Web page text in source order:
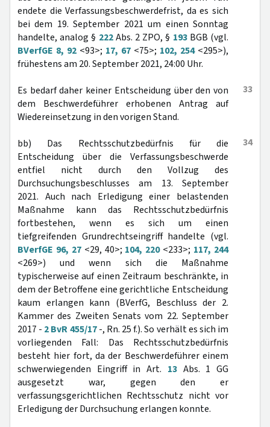
endete die Verfassungsbeschwerdefrist, da es sich
bei dem 19. September 2021 um einen Sonntag
handelte, analog § 222Abs. 2 ZPO, § 193BGB (vgl.
BVerfGE 8, 92 <93>; 17, 67 <75>; 102, 254<295>),
frühestens am 20. September 2021, 24:00 Uhr.
33
Es bedarf daher keiner Entscheidung über den von
dem Beschwerdeführer erhobenen Antrag auf
Wiedereinsetzung in den vorigen Stand.
34
bb) Das Rechtsschutzbedürfnis für die
Entscheidung über die Verfassungsbeschwerde
entfiel nicht durch den Vollzug des
Durchsuchungsbeschlusses am 13. September
2021. Auch nach Erledigung einer belastenden
Maßnahme kann das Rechtsschutzbedürfnis
fortbestehen, wenn es sich um einen
tiefgreifenden Grundrechtseingriff handelte (vgl.
BVerfGE 96, 27<29, 40>; 104, 220<233>; 117, 244
<269>) und wenn sich die Maßnahme
typischerweise auf einen Zeitraum beschränkte, in
dem der Betroffene eine gerichtliche Entscheidung
kaum erlangen kann (BVerfG, Beschluss der 2.
Kammer des Zweiten Senats vom 22. September
2017 - 2 BvR 455/17-, Rn. 25 f.). So verhält es sich im
vorliegenden Fall: Das Rechtsschutzbedürfnis
besteht hier fort, da der Beschwerdeführer einem
schwerwiegenden Eingriff in Art. 13Abs. 1 GG
ausgesetzt war, gegen den er
verfassungsgerichtlichen Rechtsschutz nicht vor
Erledigung der Durchsuchung erlangen konnte.